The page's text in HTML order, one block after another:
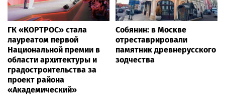
ГК «КОРТРОС» стала
лауреатом первой
Национальной премии в
области архитектуры и
градостроительства за
проект района
«Академический»
Собянин: в Москве
отреставрировали
памятник древнерусского
зодчества